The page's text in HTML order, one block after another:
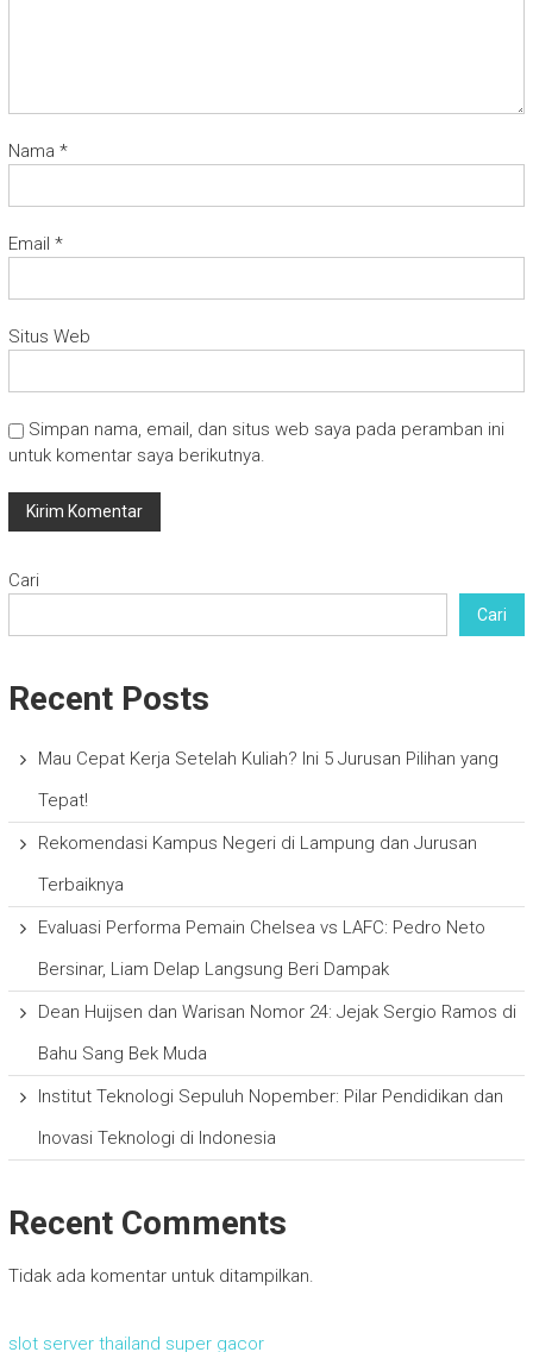
Nama *
Email *
Situs Web
Simpan nama, email, dan situs web saya pada peramban ini
untuk komentar saya berikutnya.
Cari
Cari
Recent Posts
Mau Cepat Kerja Setelah Kuliah? Ini 5 Jurusan Pilihan yang
Tepat!
Rekomendasi Kampus Negeri di Lampung dan Jurusan
Terbaiknya
Evaluasi Performa Pemain Chelsea vs LAFC: Pedro Neto
Bersinar, Liam Delap Langsung Beri Dampak
Dean Huijsen dan Warisan Nomor 24: Jejak Sergio Ramos di
Bahu Sang Bek Muda
Institut Teknologi Sepuluh Nopember: Pilar Pendidikan dan
Inovasi Teknologi di Indonesia
Recent Comments
Tidak ada komentar untuk ditampilkan.
slot server thailand super gacor